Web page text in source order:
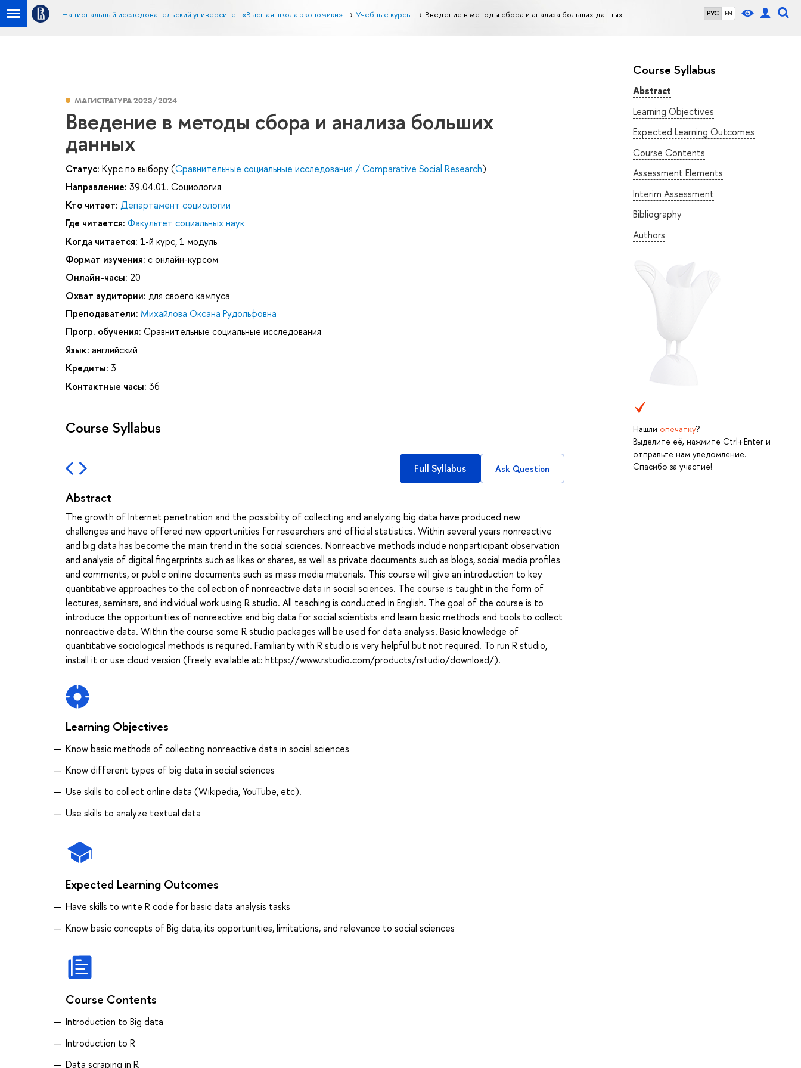
РУС EN
Национальный исследовательский университет «Высшая школа экономики» Учебные курсы Введение в методы сбора и анализа больших данных
Course Syllabus
Abstract
Learning Objectives
Expected Learning Outcomes
Course Contents
Assessment Elements
Interim Assessment
Bibliography
Authors
Нашли опечатку?
Выделите её, нажмите Ctrl+Enter и
отправьте нам уведомление.
Спасибо за участие!
МАГИСТРАТУРА 2023/2024
Введение в методы сбора и анализа больших
данных
Статус: Курс по выбору (Сравнительные социальные исследования / Comparative Social Research)
Направление: 39.04.01. Социология
Кто читает: Департамент социологии
Где читается: Факультет социальных наук
Когда читается: 1-й курс, 1 модуль
Формат изучения: с онлайн-курсом
Онлайн-часы: 20
Охват аудитории: для своего кампуса
Преподаватели: Михайлова Оксана Рудольфовна
Прогр. обучения: Сравнительные социальные исследования
Язык: английский
Кредиты: 3
Контактные часы: 36
Course Syllabus
Full Syllabus Ask Question
Abstract
The growth of Internet penetration and the possibility of collecting and analyzing big data have produced new
challenges and have offered new opportunities for researchers and official statistics. Within several years nonreactive
and big data has become the main trend in the social sciences. Nonreactive methods include nonparticipant observation
and analysis of digital fingerprints such as likes or shares, as well as private documents such as blogs, social media profiles
and comments, or public online documents such as mass media materials. This course will give an introduction to key
quantitative approaches to the collection of nonreactive data in social sciences. The course is taught in the form of
lectures, seminars, and individual work using R studio. All teaching is conducted in English. The goal of the course is to
introduce the opportunities of nonreactive and big data for social scientists and learn basic methods and tools to collect
nonreactive data. Within the course some R studio packages will be used for data analysis. Basic knowledge of
quantitative sociological methods is required. Familiarity with R studio is very helpful but not required. To run R studio,
install it or use cloud version (freely available at: https://www.rstudio.com/products/rstudio/download/).
Learning Objectives
Know basic methods of collecting nonreactive data in social sciences
Know different types of big data in social sciences
Use skills to collect online data (Wikipedia, YouTube, etc).
Use skills to analyze textual data
Expected Learning Outcomes
Have skills to write R code for basic data analysis tasks
Know basic concepts of Big data, its opportunities, limitations, and relevance to social sciences
Course Contents
Introduction to Big data
Introduction to R
Data scraping in R